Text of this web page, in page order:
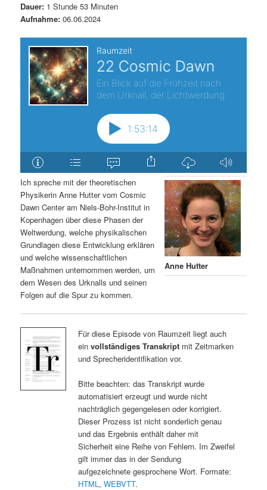
Dauer: 1 Stunde 53 Minuten
Aufnahme: 06.06.2024
Anne Hutter
Ich spreche mit der theoretischen
Physikerin Anne Hutter vom Cosmic
Dawn Center am Niels-Bohr-Institut in
Kopenhagen über diese Phasen der
Weltwerdung, welche physikalischen
Grundlagen diese Entwicklung erklären
und welche wissenschaftlichen
Maßnahmen unternommen werden, um
dem Wesen des Urknalls und seinen
Folgen auf die Spur zu kommen.
Für diese Episode von Raumzeit liegt auch
ein vollständiges Transkriptmit Zeitmarken
und Sprecheridentifikation vor.
Bitte beachten: das Transkript wurde
automatisiert erzeugt und wurde nicht
nachträglich gegengelesen oder korrigiert.
Dieser Prozess ist nicht sonderlich genau
und das Ergebnis enthält daher mit
Sicherheit eine Reihe von Fehlern. Im Zweifel
gilt immer das in der Sendung
aufgezeichnete gesprochene Wort. Formate:
HTML , WEBVTT.